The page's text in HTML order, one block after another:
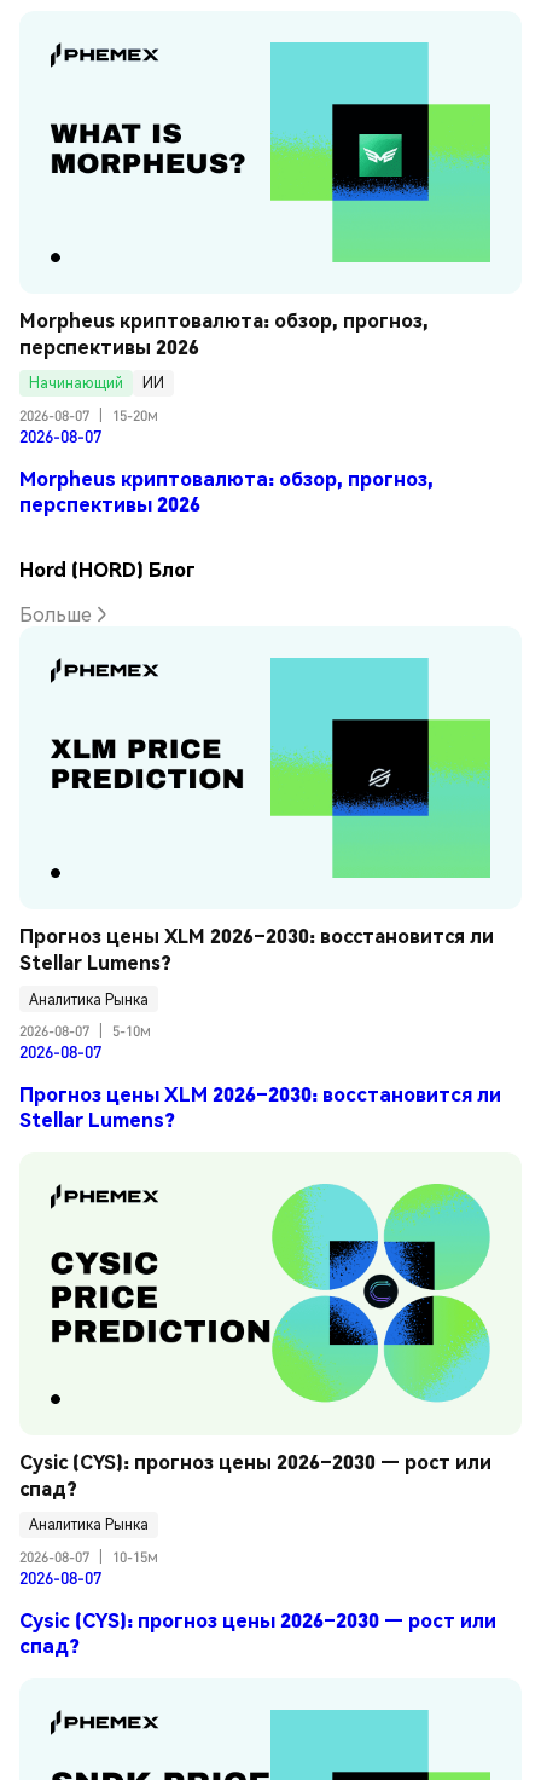
Morpheus криптовалюта: обзор, прогноз,
перспективы 2026
Начинающий
ИИ
2026-08-07
15-20м
2026-08-07
Morpheus криптовалюта: обзор, прогноз,
перспективы 2026
Hord (HORD) Блог
Больше
Прогноз цены XLM 2026–2030: восстановится ли
Stellar Lumens?
Аналитика Рынка
2026-08-07
5-10м
2026-08-07
Прогноз цены XLM 2026–2030: восстановится ли
Stellar Lumens?
Cysic (CYS): прогноз цены 2026–2030 — рост или
спад?
Аналитика Рынка
2026-08-07
10-15м
2026-08-07
Cysic (CYS): прогноз цены 2026–2030 — рост или
спад?